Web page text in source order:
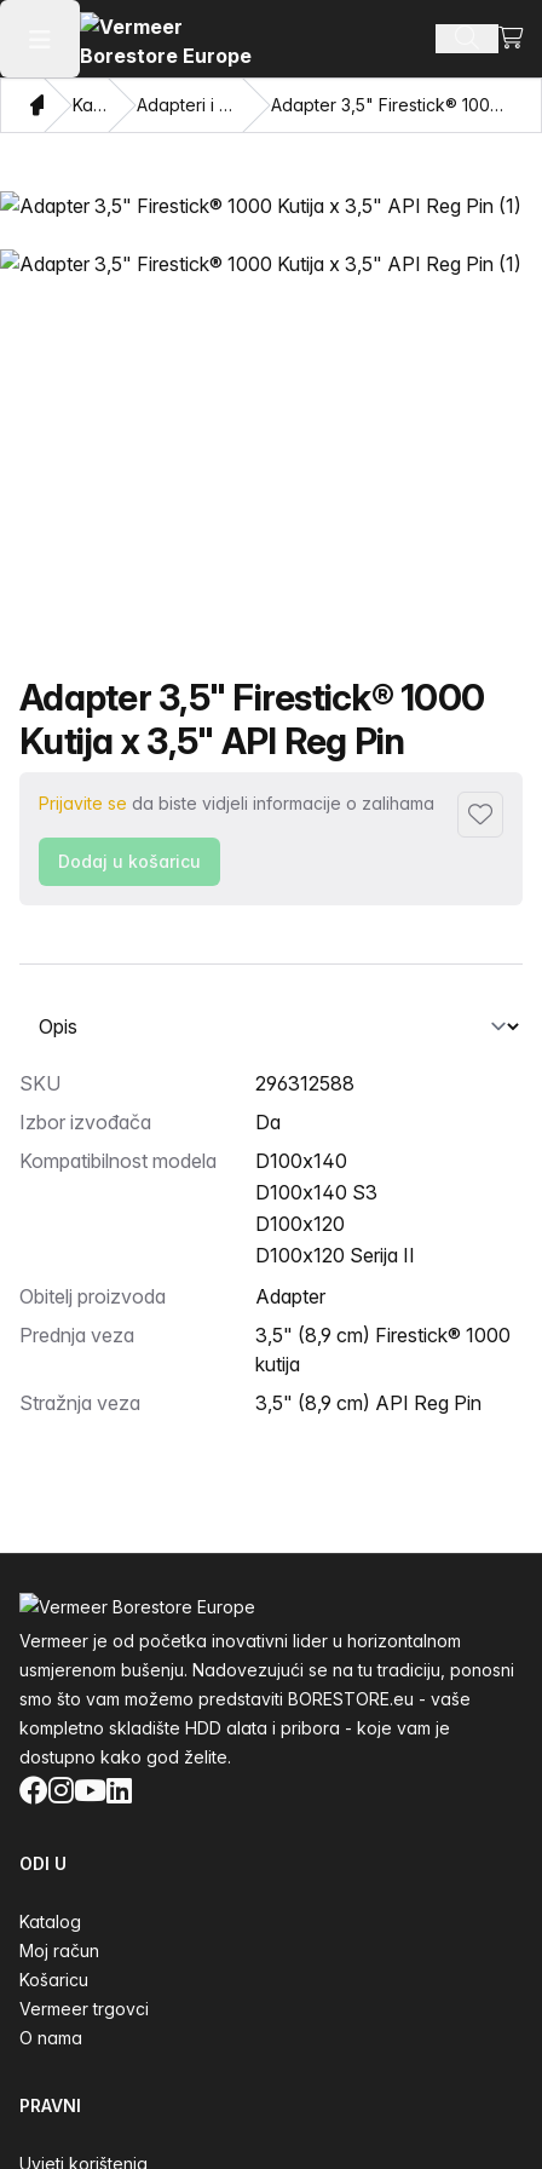
Otvaranje glavnog izbornika Pretraži
Dom Katalog Adapteri i privlačne oči Adapter 3,5" Firestick® 1000 Kutija x 3,5" API Reg Pin
Naziv proizvoda
Adapter 3,5" Firestick® 1000
Kutija x 3,5" API Reg Pin
Prijavite se da biste vidjeli informacije o zalihama
Dodaj
Dodaj u košaricu
Odabir kartice
SKU
296312588
Izbor izvođača
Da
Kompatibilnost modela
D100x140
D100x140 S3
D100x120
D100x120 Serija II
Obitelj proizvoda
Adapter
Prednja veza
3,5" (8,9 cm) Firestick® 1000
kutija
Stražnja veza
3,5" (8,9 cm) API Reg Pin
Vermeer je od početka inovativni lider u horizontalnom
usmjerenom bušenju. Nadovezujući se na tu tradiciju, ponosni
smo što vam možemo predstaviti BORESTORE.eu - vaše
kompletno skladište HDD alata i pribora - koje vam je
dostupno kako god želite.
Facebook
Instagram
YouTube
LinkedIn
ODI U
Katalog
Moj račun
Košaricu
Vermeer trgovci
O nama
PRAVNI
Uvjeti korištenja